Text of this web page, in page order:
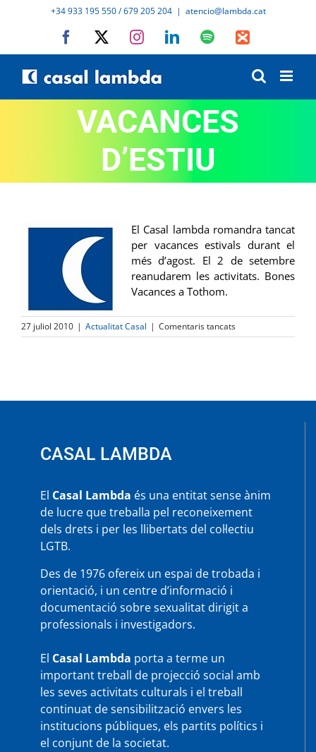
+34 933 195 550 / 679 205 204 | atencio@lambda.cat
Facebook InstagramLinkedInSpotifyIVoox
VACANCES
D’ESTIU
El Casal lambda romandra tancat
per vacances estivals durant el
més d’agost. El 2 de setembre
reanudarem les activitats. Bones
Vacances a Tothom.
27 juliol 2010 | Actualitat Casal | Comentaris tancatsa
VACANCES
CASAL LAMBDA
El Casal Lambda és una entitat sense ànim
de lucre que treballa pel reconeixement
dels drets i per les llibertats del col·lectiu
LGTB.
Des de 1976 ofereix un espai de trobada i
orientació, i un centre d’informació i
documentació sobre sexualitat dirigit a
professionals i investigadors.
El Casal Lambda porta a terme un
important treball de projecció social amb
les seves activitats culturals i el treball
continuat de sensibilització envers les
institucions públiques, els partits polítics i
el conjunt de la societat.